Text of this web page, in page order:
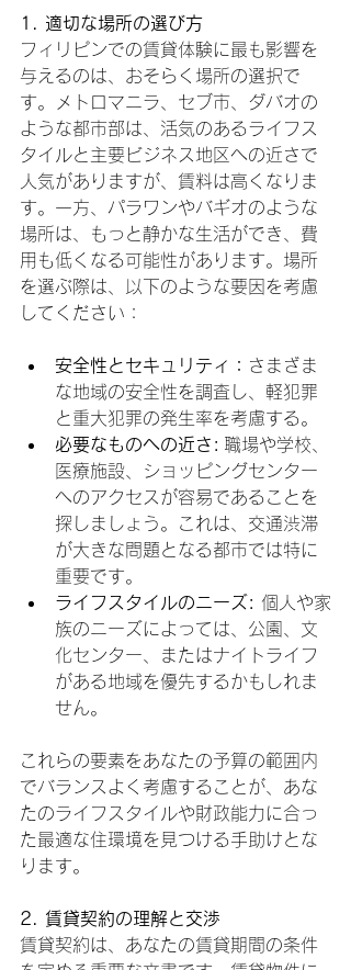
1. 適切な場所の選び方
フィリピンでの賃貸体験に最も影響を
与えるのは、おそらく場所の選択で
す。メトロマニラ、セブ市、ダバオの
ような都市部は、活気のあるライフス
タイルと主要ビジネス地区への近さで
人気がありますが、賃料は高くなりま
す。一方、パラワンやバギオのような
場所は、もっと静かな生活ができ、費
用も低くなる可能性があります。場所
を選ぶ際は、以下のような要因を考慮
してください：
安全性とセキュリティ： さまざま
な地域の安全性を調査し、軽犯罪
と重大犯罪の発生率を考慮する。
必要なものへの近さ: 職場や学校、
医療施設、ショッピングセンター
へのアクセスが容易であることを
探しましょう。これは、交通渋滞
が大きな問題となる都市では特に
重要です。
ライフスタイルのニーズ: 個人や家
族のニーズによっては、公園、文
化センター、またはナイトライフ
がある地域を優先するかもしれま
せん。
これらの要素をあなたの予算の範囲内
でバランスよく考慮することが、あな
たのライフスタイルや財政能力に合っ
た最適な住環境を見つける手助けとな
ります。
2. 賃貸契約の理解と交渉
賃貸契約は、あなたの賃貸期間の条件